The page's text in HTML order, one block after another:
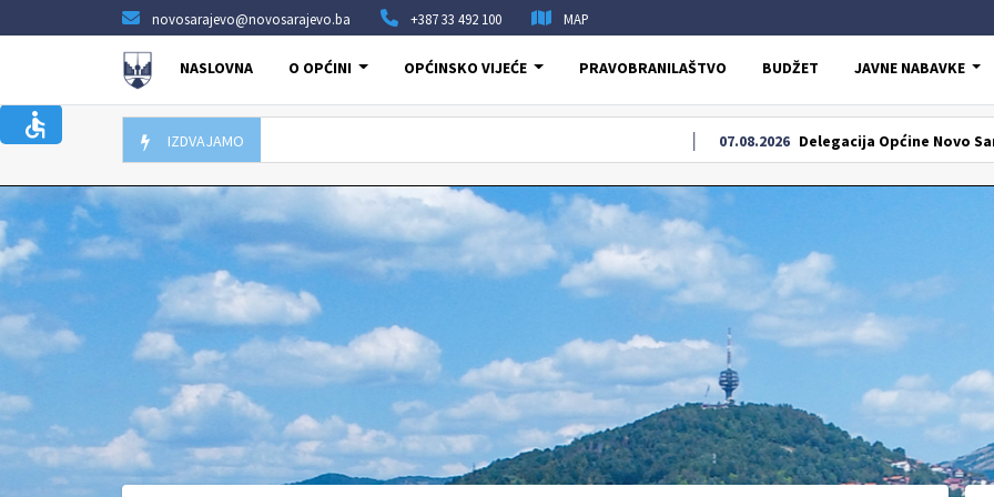
novosarajevo@novosarajevo.ba +387 33 492 100 MAP
NASLOVNA O OPĆINI OPĆINSKO VIJEĆE PRAVOBRANILAŠTVO BUDŽET JAVNE NABAVKE
IZDVAJAMO Delegacija Općine Novo Sarajevo